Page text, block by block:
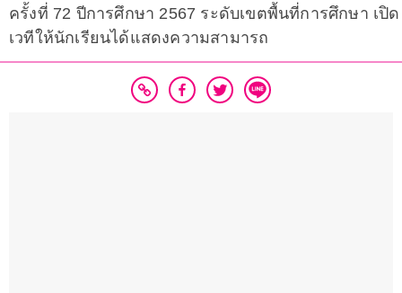
ครั้งที่ 72 ปีการศึกษา 2567 ระดับเขตพื้นที่การศึกษา เปิด
เวทีให้นักเรียนได้แสดงความสามารถ